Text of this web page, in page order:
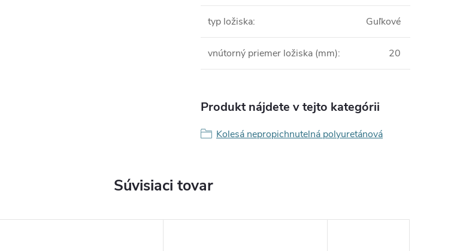
typ ložiska: Guľkové
vnútorný priemer ložiska (mm): 20
Produkt nájdete v tejto kategórii
Kolesá nepropichnutelná polyuretánová
Súvisiaci tovar